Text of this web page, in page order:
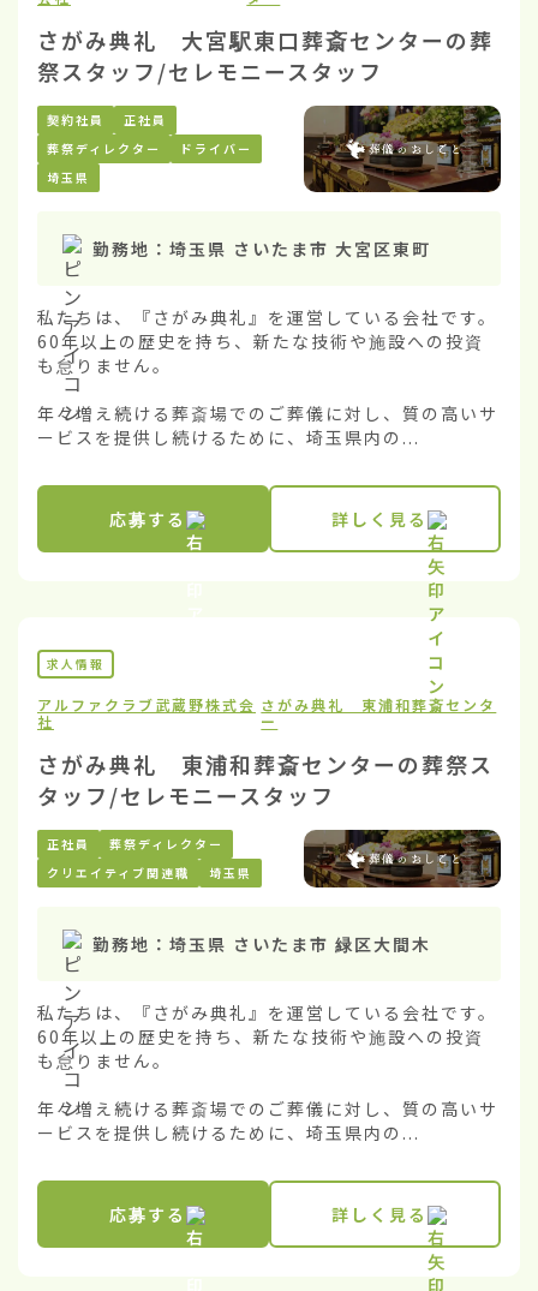
さがみ典礼 大宮駅東口葬斎センターの葬
祭スタッフ/セレモニースタッフ
契約社員
正社員
葬祭ディレクター
ドライバー
埼玉県
勤務地： 埼玉県 さいたま市 大宮区東町
私たちは、『さがみ典礼』を運営している会社です。
60年以上の歴史を持ち、新たな技術や施設への投資
も怠りません。
年々増え続ける葬斎場でのご葬儀に対し、質の高いサ
ービスを提供し続けるために、埼玉県内の...
応募する 詳しく見る
求人情報
アルファクラブ武蔵野株式会
社
さがみ典礼 東浦和葬斎センタ
ー
さがみ典礼 東浦和葬斎センターの葬祭ス
タッフ/セレモニースタッフ
正社員
葬祭ディレクター
クリエイティブ関連職
埼玉県
勤務地： 埼玉県 さいたま市 緑区大間木
私たちは、『さがみ典礼』を運営している会社です。
60年以上の歴史を持ち、新たな技術や施設への投資
も怠りません。
年々増え続ける葬斎場でのご葬儀に対し、質の高いサ
ービスを提供し続けるために、埼玉県内の...
応募する 詳しく見る